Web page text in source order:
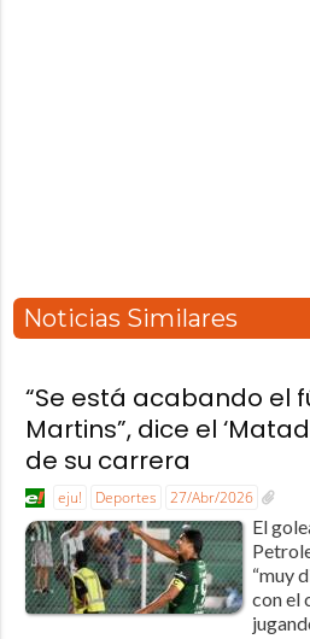
Noticias Similares
“Se está acabando el
Martins”, dice el
de su carrera
eju! Deportes 27/Abr/2026
El
“muy
con el